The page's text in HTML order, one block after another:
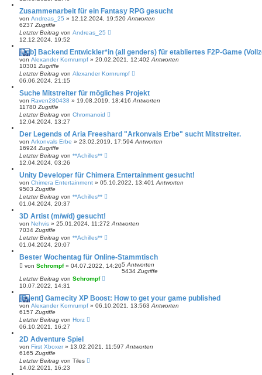
Zusammenarbeit für ein Fantasy RPG gesucht
von Andreas_25 » 12.12.2024, 19:520 Antworten
6237 Zugriffe
Letzter Beitrag von Andreas_25
12.12.2024, 19:52
[Job] Backend Entwickler*in (all genders) für etabliertes F2P-Game
von Alexander Kornrumpf » 20.02.2021, 12:402 Antworten
10301 Zugriffe
Letzter Beitrag von Alexander Kornrumpf
06.06.2024, 21:15
Suche Mitstreiter für mögliches Projekt
von Raven280438 » 19.08.2019, 18:416 Antworten
11780 Zugriffe
Letzter Beitrag von Chromanoid
12.04.2024, 13:27
Der Legends of Aria Freeshard "Arkonvals Erbe" sucht Mitstreiter.
von Arkonvals Erbe » 23.02.2019, 17:594 Antworten
16924 Zugriffe
Letzter Beitrag von **Achilles**
12.04.2024, 03:26
Unity Developer für Chimera Entertainment gesucht!
von Chimera Entertainment » 05.10.2022, 13:401 Antworten
9503 Zugriffe
Letzter Beitrag von **Achilles**
01.04.2024, 20:37
3D Artist (m/w/d) gesucht!
von Nehvis » 25.01.2024, 11:272 Antworten
7034 Zugriffe
Letzter Beitrag von **Achilles**
01.04.2024, 20:07
Bester Wochentag für Online-Stammtisch
von Schrompf» 04.07.2022, 14:205 Antworten
5434 Zugriffe
Letzter Beitrag von Schrompf
10.07.2022, 14:31
[Event] Gamecity XP Boost: How to get your game published
von Alexander Kornrumpf » 06.10.2021, 13:563 Antworten
6157 Zugriffe
Letzter Beitrag von Horz
06.10.2021, 16:27
2D Adventure Spiel
von First Xboxer» 13.02.2021, 11:597 Antworten
6165 Zugriffe
Letzter Beitrag von Tiles
14.02.2021, 16:23